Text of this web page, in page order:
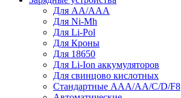
Для AA/AAA
Для Ni-Mh
Для Li-Pol
Для Кроны
Для 18650
Для Li-Ion аккумуляторов
Для свинцово кислотных
Стандартные ААА/АА/С/D/F8